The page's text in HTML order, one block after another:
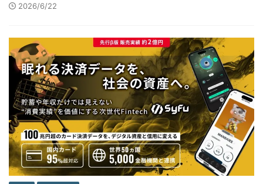
2026/6/22